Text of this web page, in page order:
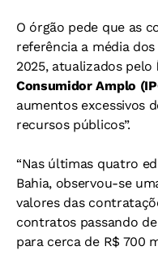
O órgão pede que as
referência a média
2025, atualizados pelo
Consumidor Amplo
aumentos excessivos
recursos públicos”.
“Nas últimas quatro
Bahia, observou-se
valores das
contratos passando
para cerca de R$ 700